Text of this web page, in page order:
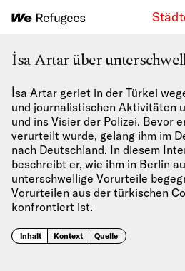
İsa Artar über
İsa Artar geriet in der Türkei
und journalistischen Aktivitäten
und ins Visier der Polizei. Bevor
verurteilt wurde, gelang ihm im
nach Deutschland. In diesem
beschreibt er, wie ihm in Berlin
unterschwellige Vorurteile
Vorurteilen aus der türkischen
konfrontiert ist.
Inhalt Kontext Quelle